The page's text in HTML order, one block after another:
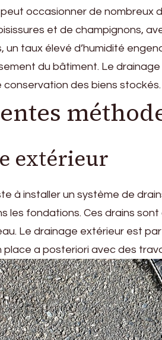
occasionner de nombreux
et de champignons,
un taux élevé d’humidité
du bâtiment. Le
conservation des biens stockés.
extérieur
à installer un système de
les fondations. Ces drains
Le drainage extérieur est
place a posteriori avec des